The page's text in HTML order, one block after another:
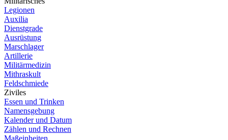
Legionen
Auxilia
Dienstgrade
Ausrüstung
Marschlager
Artillerie
Militärmedizin
Mithraskult
Feldschmiede
Ziviles
Essen und Trinken
Namensgebung
Kalender und Datum
Zählen und Rechnen
Maßeinheiten